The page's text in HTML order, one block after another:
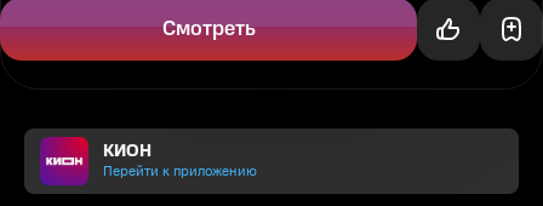
Смотреть
КИОН
Перейти к приложению